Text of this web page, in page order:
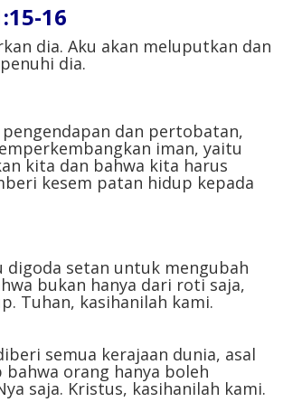
untuk
16
dia. Aku akan meluputkan dan
dia.
pengendapan dan pertobatan,
iman, yaitu
kita dan bahwa kita harus
kesem patan hidup kepada
digoda setan untuk mengubah
bukan hanya dari roti saja,
Tuhan, kasihanilah kami.
semua kerajaan dunia, asal
orang hanya boleh
saja. Kristus, kasihanilah kami.